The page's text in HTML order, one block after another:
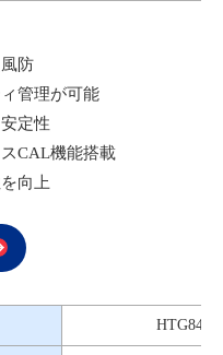
防
管理が可能
定性
CAL機能搭載
向上
HTG84R